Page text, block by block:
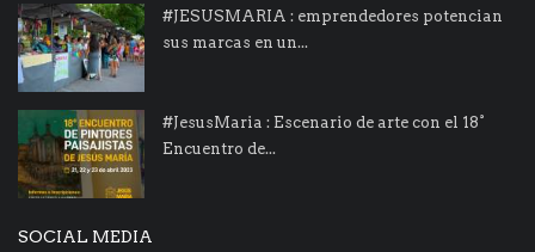
#JESUSMARIA : emprendedores potencian
sus marcas en un...
#JesusMaria : Escenario de arte con el 18°
Encuentro de...
SOCIAL MEDIA